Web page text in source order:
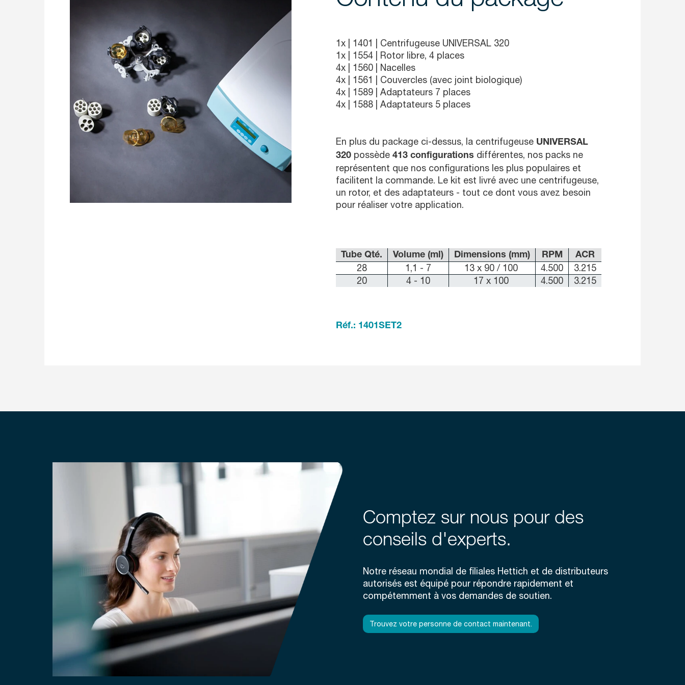
1x | 1401
| Centrifugeuse UNIVERSAL 320
1x | 1554
| Rotor libre, 4 places
4x | 1560
| Nacelles
4x | 1561
| Couvercles (avec joint biologique)
4x | 1589
| Adaptateurs 7 places
4x | 1588 | Adaptateurs 5 places
En plus du package ci-dessus, la centrifugeuse UNIVERSAL
320 possède413 configurations différentes, nos packs ne
représentent que nos configurations les plus populaires et
facilitent la commande. Le kit est livré avec une centrifugeuse,
un rotor, et des adaptateurs - tout ce dont vous avez besoin
pour réaliser votre application.
Tube Qté. Volume (ml) Dimensions (mm) RPM ACR
28 1,1 - 7 13 x 90 / 100 4.500
3.215
20
4 - 10 17 x 100 4.500 3.215
Réf.: 1401SET2
Comptez sur nous pour des
conseils d'experts.
Notre réseau mondial de filiales Hettich et de distributeurs
autorisés est équipé pour répondre rapidement et
compétemment à vos demandes de soutien.
Trouvez votre personne de contact maintenant.